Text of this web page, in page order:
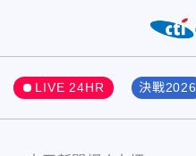
LIVE 24HR 決戰2026